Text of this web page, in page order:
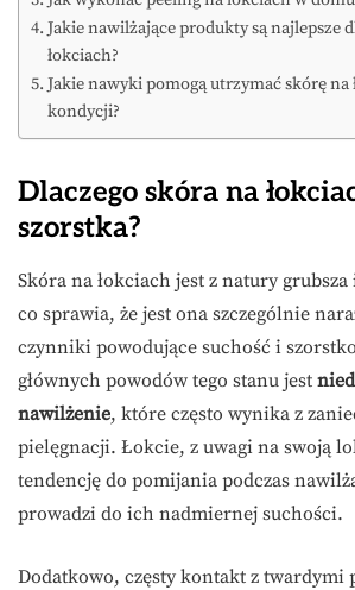
Jakie nawilżające produkty są najlepsze
łokciach?
Jakie nawyki pomogą utrzymać skórę na
kondycji?
Dlaczego skóra na
szorstka?
Skóra na łokciach jest z natury
co sprawia, że jest ona szczególnie
czynniki powodujące suchość i
głównych powodów tego stanu jest
nawilżenie, które często wynika z
pielęgnacji. Łokcie, z uwagi na swoją
tendencję do pomijania podczas
prowadzi do ich nadmiernej suchości.
Dodatkowo, częsty kontakt z twardymi